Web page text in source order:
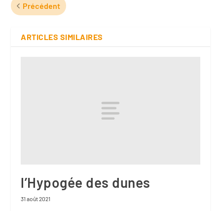
Précédent
ARTICLES SIMILAIRES
l’Hypogée des dunes
31 août 2021